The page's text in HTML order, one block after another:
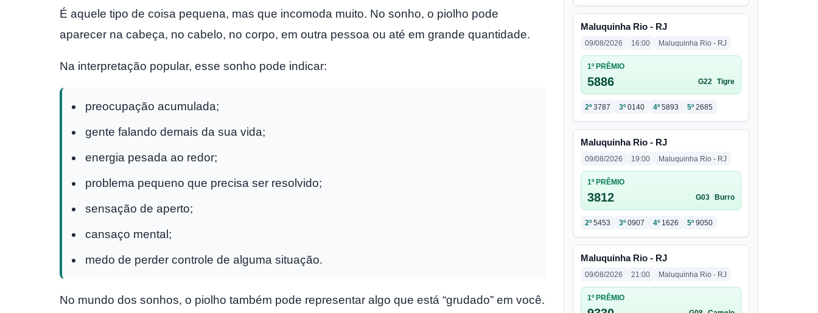
É aquele tipo de coisa pequena, mas que incomoda muito. No sonho, o piolho pode
aparecer na cabeça, no cabelo, no corpo, em outra pessoa ou até em grande quantidade.
Na interpretação popular, esse sonho pode indicar:
preocupação acumulada;
gente falando demais da sua vida;
energia pesada ao redor;
problema pequeno que precisa ser resolvido;
sensação de aperto;
cansaço mental;
medo de perder controle de alguma situação.
No mundo dos sonhos, o piolho também pode representar algo que está “grudado” em você.
Maluquinha Rio - RJ
09/08/2026 16:00 Maluquinha Rio - RJ
1º PRÊMIO
5886 G22 Tigre
2º 3787 3º 0140 4º 5893 5º 2685
Maluquinha Rio - RJ
09/08/2026 19:00 Maluquinha Rio - RJ
1º PRÊMIO
3812 G03 Burro
2º 5453 3º 0907 4º 1626 5º 9050
Maluquinha Rio - RJ
09/08/2026 21:00 Maluquinha Rio - RJ
1º PRÊMIO